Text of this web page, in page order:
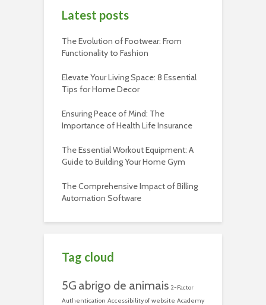
Latest posts
The Evolution of Footwear: From
Functionality to Fashion
Elevate Your Living Space: 8 Essential
Tips for Home Decor
Ensuring Peace of Mind: The
Importance of Health Life Insurance
The Essential Workout Equipment: A
Guide to Building Your Home Gym
The Comprehensive Impact of Billing
Automation Software
Tag cloud
5G abrigo de animais 2-Factor
Authentication Accessibility of website Academy